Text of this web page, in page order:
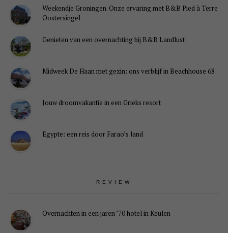
Weekendje Groningen. Onze ervaring met B&B Pied à Terre
Oostersingel
Genieten van een overnachting bij B&B Landlust
Midweek De Haan met gezin: ons verblijf in Beachhouse 68
Jouw droomvakantie in een Grieks resort
Egypte: een reis door Farao’s land
REVIEW
Overnachten in een jaren ’70 hotel in Keulen